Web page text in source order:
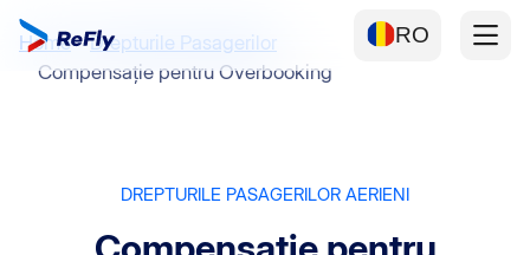
RO
Home
Drepturile Pasagerilor
Compensație pentru Overbooking
DREPTURILE PASAGERILOR AERIENI